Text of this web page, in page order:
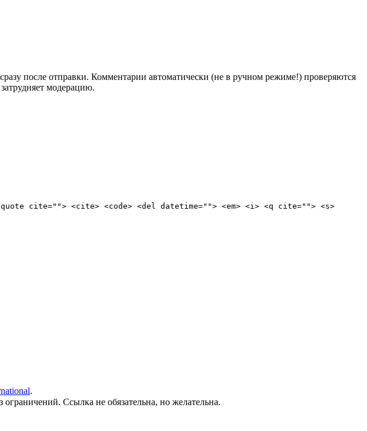
после отправки. Комментарии автоматически (не в ручном режиме!) проверяются
модерацию.
cite=""> <cite> <code> <del datetime=""> <em> <i> <q cite=""> <s>
.
Ссылка не обязательна, но желательна.